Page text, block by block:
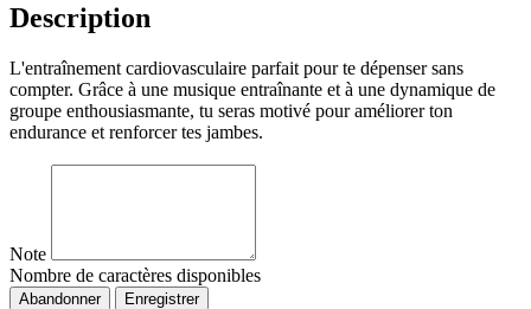
Description
L'entraînement cardiovasculaire parfait pour te dépenser sans
compter. Grâce à une musique entraînante et à une dynamique de
groupe enthousiasmante, tu seras motivé pour améliorer ton
endurance et renforcer tes jambes.
Note
Nombre de caractères disponibles
Abandonner Enregistrer